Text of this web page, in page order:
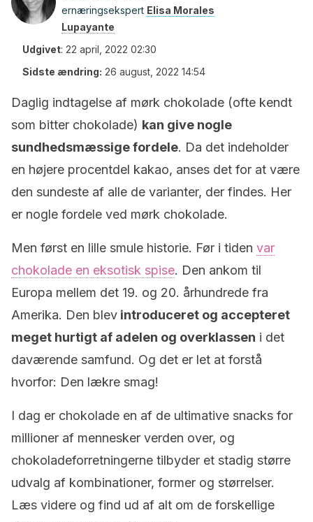
ernæringsekspert Elisa Morales
Lupayante
Udgivet: 22 april, 2022 02:30
Sidste ændring: 26 august, 2022 14:54
Daglig indtagelse af mørk chokolade (ofte kendt
som bitter chokolade) kan give nogle
sundhedsmæssige fordele. Da det indeholder
en højere procentdel kakao, anses det for at være
den sundeste af alle de varianter, der findes. Her
er nogle fordele ved mørk chokolade.
Men først en lille smule historie. Før i tiden var
chokolade en eksotisk spise. Den ankom til
Europa mellem det 19. og 20. århundrede fra
Amerika. Den blev introduceret og accepteret
meget hurtigt af adelen og overklassen i det
daværende samfund. Og det er let at forstå
hvorfor: Den lækre smag!
I dag er chokolade en af de ultimative snacks for
millioner af mennesker verden over, og
chokoladeforretningerne tilbyder et stadig større
udvalg af kombinationer, former og størrelser.
Læs videre og find ud af alt om de forskellige